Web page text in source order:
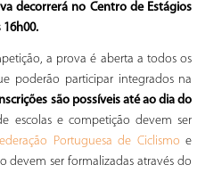
decorrerá no Centro de Estágios
16h00.
a prova é aberta a todos os
poderão participar integrados na
são possíveis até ao dia do
escolas e competição devem ser
Portuguesa de Ciclismo e
devem ser formalizadas através do